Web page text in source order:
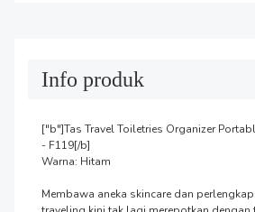
Info produk
["b"]Tas Travel Toiletries Organizer
- F119[/b]
Warna: Hitam
Membawa aneka skincare dan